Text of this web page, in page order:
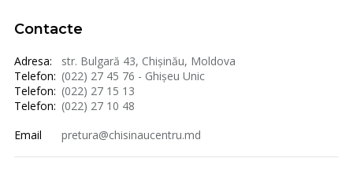
Contacte
Adresa:
str. Bulgară 43, Chișinău, Moldova
Telefon: (022) 27 45 76 - Ghișeu Unic
Telefon: (022) 27 15 13
Telefon: (022) 27 10 48
Email
pretura@chisinaucentru.md